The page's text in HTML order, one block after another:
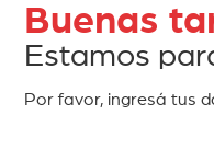
Buenas
Estamos
Por favor, ingresá tus